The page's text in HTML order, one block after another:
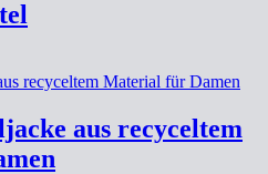
aus recyceltem